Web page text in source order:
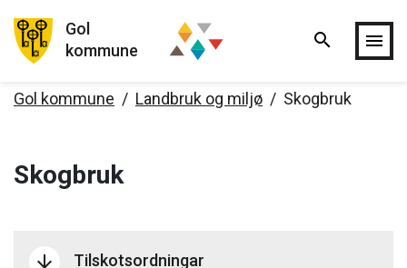
Hopp til hovedinnholdet
Gol
kommune
search menu
Gol kommune Landbruk og miljø Skogbruk
Skogbruk
arrow_downward Tilskotsordningar